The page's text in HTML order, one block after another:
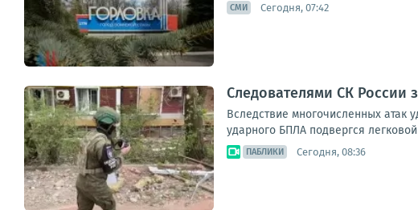
СМИ Сегодня, 07:42
Следователями СК
Вследствие многочисленных атак
ударного БПЛА подвергся
ПАБЛИКИ Сегодня, 08:36